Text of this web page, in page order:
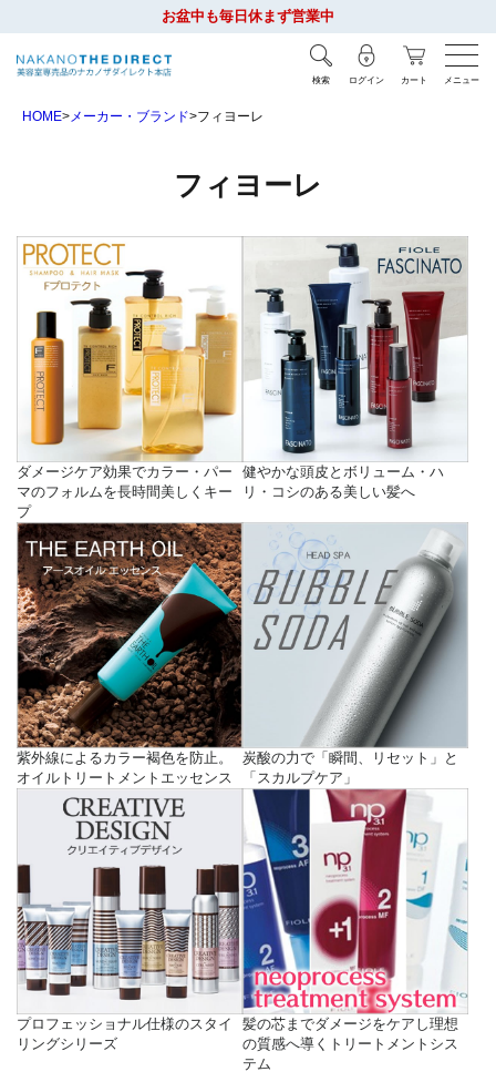
お盆中も毎日休まず営業中
検索 ログイン カート メニュー
HOME メーカー・ブランド フィヨーレ
フィヨーレ
ダメージケア効果でカラー・パー
マのフォルムを長時間美しくキー
プ
健やかな頭皮とボリューム・ハ
リ・コシのある美しい髪へ
紫外線によるカラー褐色を防止。
オイルトリートメントエッセンス
炭酸の力で「瞬間、リセット」と
「スカルプケア」
プロフェッショナル仕様のスタイ
リングシリーズ
髪の芯までダメージをケアし理想
の質感へ導くトリートメントシス
テム